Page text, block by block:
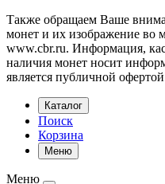
Также обращаем Ваше
монет и их изображение во
www.cbr.ru. Информация,
наличия монет носит
является публичной
Каталог
Поиск
Корзина
Меню
Меню